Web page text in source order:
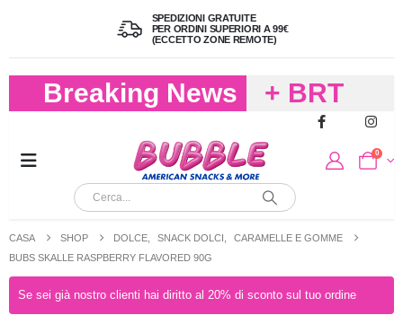
SPEDIZIONI GRATUITE
PER ORDINI SUPERIORI A 99€
(ECCETTO ZONE REMOTE)
Breaking News
+ BRT
FREDDO
PER
0
CASA SHOP DOLCE SNACK DOLCI
CARAMELLE E GOMME
BUBS SKALLE RASPBERRY FLAVORED 90G
Se sei già nostro clienti hai diritto al 20% di sconto sul tuo ordine